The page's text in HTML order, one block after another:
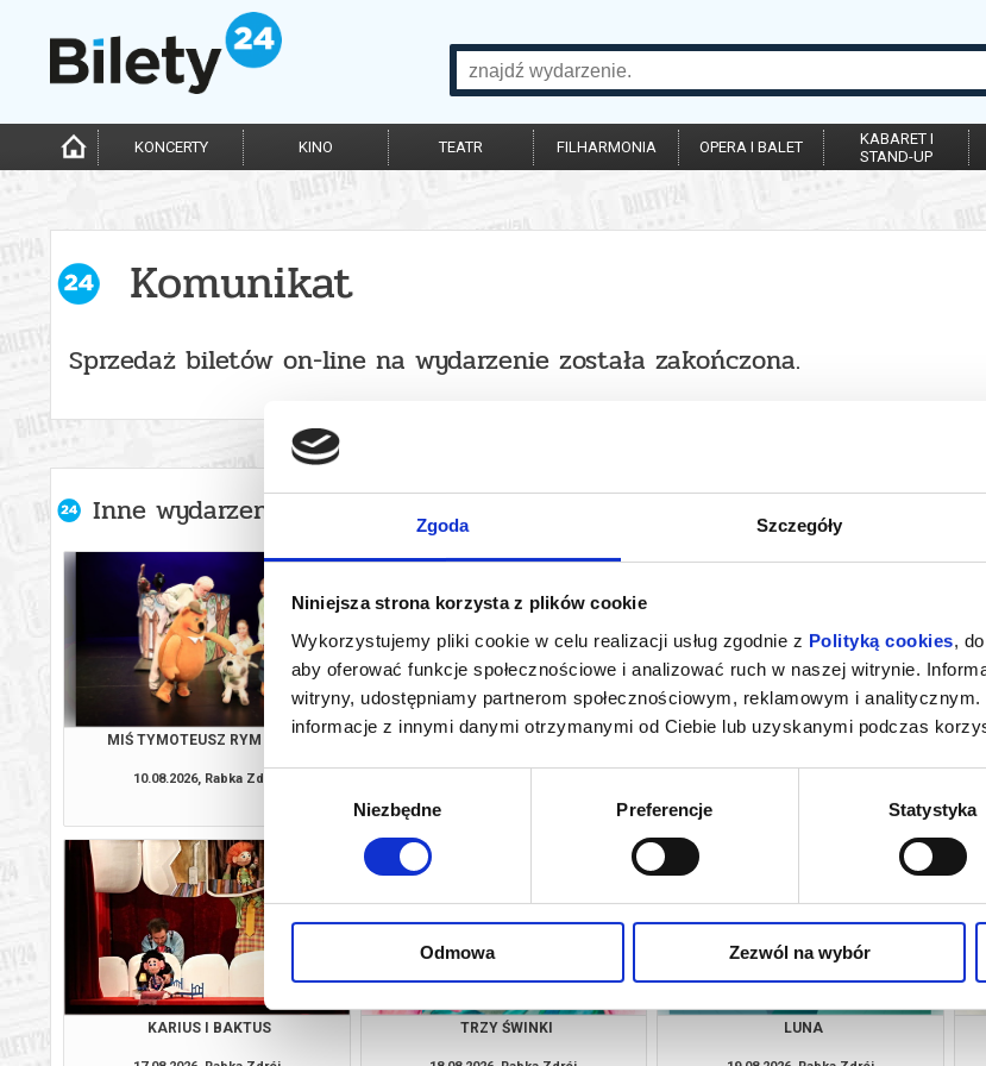
Zgoda Szczegóły
Niniejsza strona korzysta z plików cookie
Wykorzystujemy pliki cookie w celu realizacji usług zgodnie z Polityką cookies,
aby oferować funkcje społecznościowe i analizować ruch w naszej witrynie.
witryny, udostępniamy partnerom społecznościowym, reklamowym i
informacje z innymi danymi otrzymanymi od Ciebie lub uzyskanymi podczas
Niezbędne Preferencje Statystyka
Odmowa Zezwól na wybór
KONCERTY KINO TEATR FILHARMONIA OPERA I BALET
KABARET I
STAND-UP
Komunikat
Sprzedaż biletów on-line na wydarzenie została zakończona.
Inne wydarzenia organizatora
MIŚ TYMOTEUSZ RYM CIM CI
10.08.2026, Rabka Zdrój
LUNA
kup bilet
TRZY ŚWINKI
kup bilet
KARIUS I BAKTUS TRZY ŚWINKI LUNA